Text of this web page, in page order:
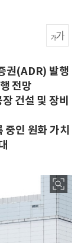
권(ADR) 발행
전망
건설 및 장비
중인 원화 가치